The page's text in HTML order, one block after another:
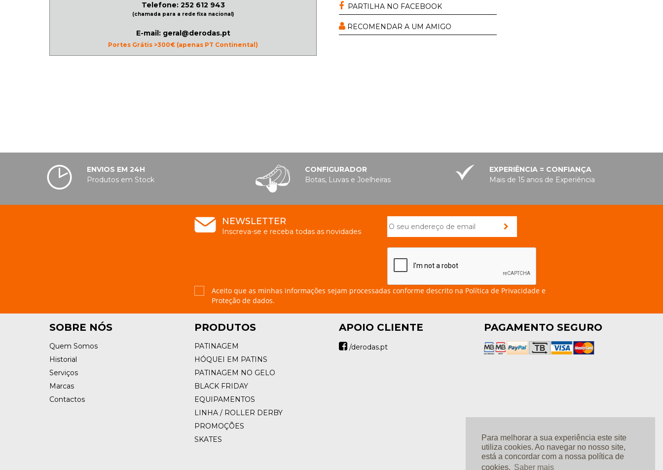
Para melhorar a sua experiência este site
utiliza cookies. Ao navegar no nosso site,
está a concordar com a nossa política de
cookies. Saber mais
Telefone: 252 612 943
(chamada para a rede fixa nacional)
E-mail: geral@derodas.pt
Portes Grátis >300€ (apenas PT Continental)
PARTILHA NO FACEBOOK
RECOMENDAR A UM AMIGO
ENVIOS EM 24H
Produtos em Stock
CONFIGURADOR
Botas, Luvas e Joelheiras
EXPERIÊNCIA = CONFIANÇA
Mais de 15 anos de Experiência
NEWSLETTER
Inscreva-se e receba todas as novidades
Aceito que as minhas informações sejam processadas conforme descrito na Política de Privacidade e
Proteção de dados.
SOBRE NÓS
Quem Somos
Historial
Serviços
Marcas
Contactos
PRODUTOS
PATINAGEM
HÓQUEI EM PATINS
PATINAGEM NO GELO
BLACK FRIDAY
EQUIPAMENTOS
LINHA / ROLLER DERBY
PROMOÇÕES
SKATES
APOIO CLIENTE
/derodas.pt
PAGAMENTO SEGURO